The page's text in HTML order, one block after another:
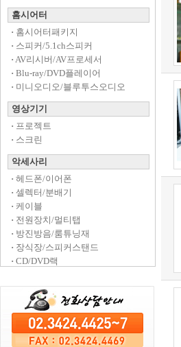
홈시어터
· 홈시어터패키지
· 스피커/5.1ch스피커
· AV리시버/AV프로세서
· Blu-ray/DVD플레이어
· 미니오디오/블루투스오디오
영상기기
· 프로젝트
· 스크린
악세사리
· 헤드폰/이어폰
· 셀렉터/분배기
· 케이블
· 전원장치/멀티탭
· 방진방음/룸튜닝재
· 장식장/스피커스탠드
· CD/DVD랙